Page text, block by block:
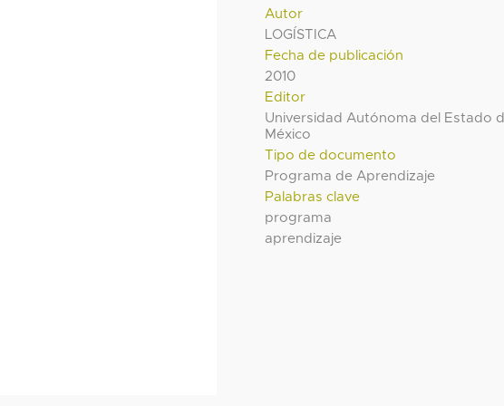
Autor
LOGÍSTICA
Fecha de publicación
2010
Editor
Universidad Autónoma del Estado
México
Tipo de documento
Programa de Aprendizaje
Palabras clave
programa
aprendizaje